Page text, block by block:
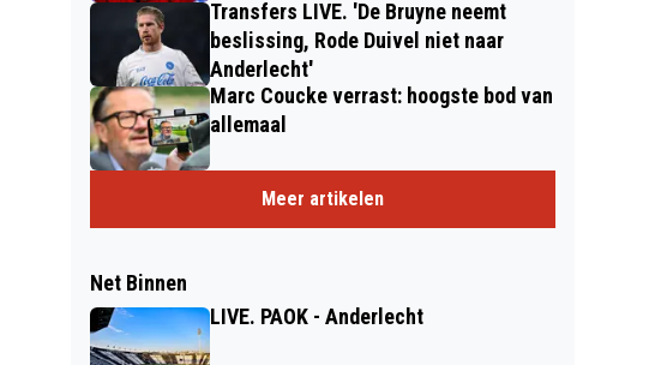
Transfers LIVE. 'De Bruyne neemt
beslissing, Rode Duivel niet naar
Anderlecht'
Marc Coucke verrast: hoogste bod van
allemaal
Meer artikelen
Net Binnen
LIVE. PAOK - Anderlecht